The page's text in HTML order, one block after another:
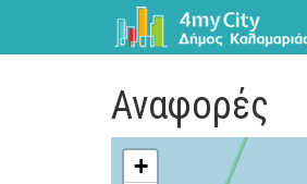
Αναφορές
+